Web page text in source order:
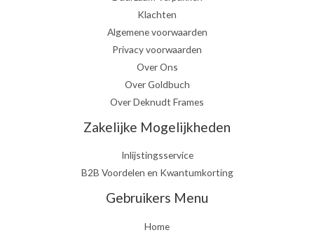
Klachten
Algemene voorwaarden
Privacy voorwaarden
Over Ons
Over Goldbuch
Over Deknudt Frames
Zakelijke Mogelijkheden
Inlijstingsservice
B2B Voordelen en Kwantumkorting
Gebruikers Menu
Home